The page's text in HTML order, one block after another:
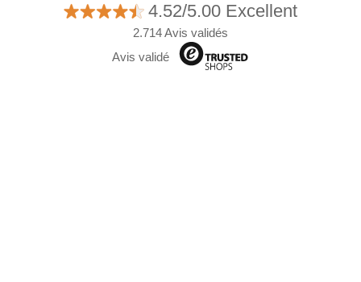
4.52/5.00 Excellent
2.714 Avis validés
Avis validé